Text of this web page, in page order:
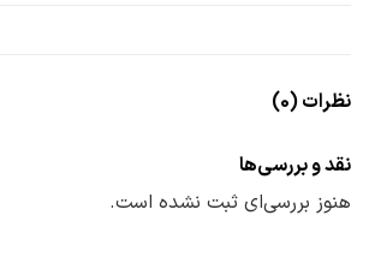
نظرات (0)
نقد و بررسی‌ها
هنوز بررسی‌ای ثبت نشده است.